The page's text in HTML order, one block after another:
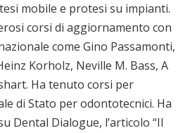
mobile e protesi su impianti.
corsi di aggiornamento con
come Gino Passamonti,
Korholz, Neville M. Bass, A
Ha tenuto corsi per
di Stato per odontotecnici. Ha
Dental Dialogue, l’articolo “Il